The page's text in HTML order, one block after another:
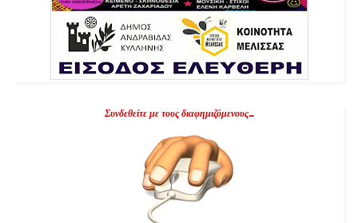
Συνδεθείτε με τους διαφημιζόμενους...